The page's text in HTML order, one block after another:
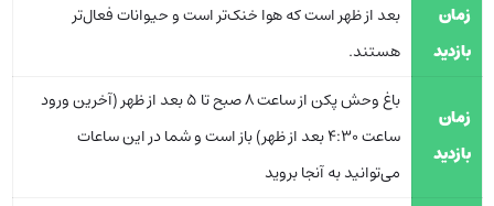
زمان
بازدید
بعد از ظهر است که هوا خنک‌تر است و حیوانات فعال‌تر
هستند.
زمان
بازدید
باغ وحش پکن از ساعت 8 صبح تا 5 بعد از ظهر (آخرین ورود
ساعت 4:30 بعد از ظهر) باز است و شما در این ساعات
می‌توانید به آنجا بروید